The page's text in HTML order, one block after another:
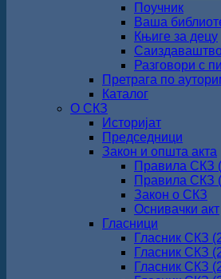
Поучник
Ваша
Књиге за децу
Саиздаваштво
Разговори с
Претрага по
Каталог
О СКЗ
Историјат
Председници
Закон и општа акта
Правила СКЗ
Правила СКЗ
Закон о СКЗ
Оснивачки акт
Гласници
Гласник СКЗ
Гласник СКЗ
Гласник СКЗ